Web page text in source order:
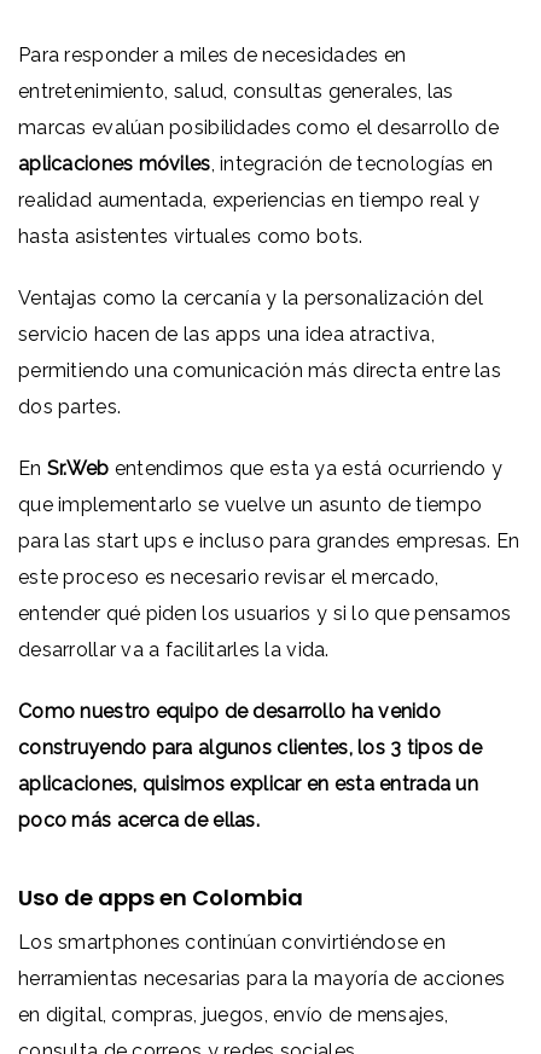
Para responder a miles de necesidades en
entretenimiento, salud, consultas generales, las
marcas evalúan posibilidades como el desarrollo de
aplicaciones móviles , integración de tecnologías en
realidad aumentada, experiencias en tiempo real y
hasta asistentes virtuales como bots.
Ventajas como la cercanía y la personalización del
servicio hacen de las apps una idea atractiva,
permitiendo una comunicación más directa entre las
dos partes.
En Sr.Web entendimos que esta ya está ocurriendo y
que implementarlo se vuelve un asunto de tiempo
para las start ups e incluso para grandes empresas. En
este proceso es necesario revisar el mercado,
entender qué piden los usuarios y si lo que pensamos
desarrollar va a facilitarles la vida.
Como nuestro equipo de desarrollo ha venido
construyendo para algunos clientes, los 3 tipos de
aplicaciones, quisimos explicar en esta entrada un
poco más acerca de ellas.
Uso de apps en Colombia
Los smartphones continúan convirtiéndose en
herramientas necesarias para la mayoría de acciones
en digital, compras, juegos, envío de mensajes,